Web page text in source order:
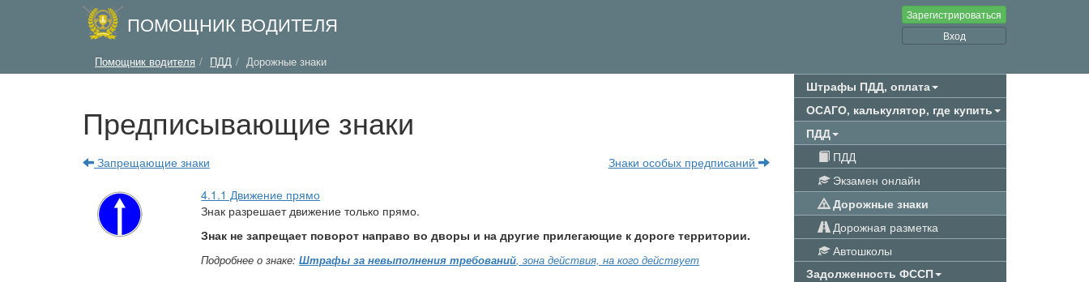
ПОМОЩНИК ВОДИТЕЛЯ
Зарегистрироваться
Вход
Помощник водителя ПДД Дорожные знаки
Предписывающие знаки
Запрещающие знаки
Знаки особых предписаний
4.1.1 Движение прямо
Знак разрешает движение только прямо.
Знак не запрещает поворот направо во дворы и на другие прилегающие к дороге территории.
Подробнее о знаке:Штрафы за невыполнения требований, зона действия, на кого действует
Штрафы ПДД, оплата
ОСАГО, калькулятор, где купить
ПДД
ПДД
Экзамен онлайн
Дорожные знаки
Дорожная разметка
Автошколы
Задолженность ФССП